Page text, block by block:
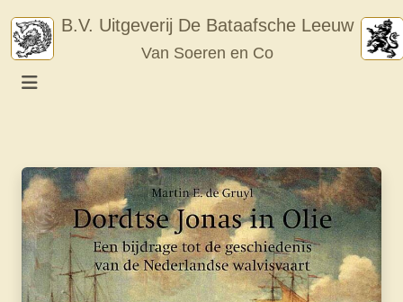
content
B.V. Uitgeverij De Bataafsche Leeuw
Van Soeren en Co